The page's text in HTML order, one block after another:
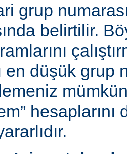
grup
belirtilir.
en düşük grup
mümkün